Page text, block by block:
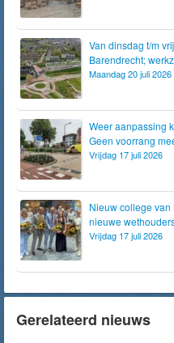
Van dinsdag t/m
Barendrecht;
Maandag 20 juli 2026
Weer aanpassing
Geen voorrang
Vrijdag 17 juli 2026
Nieuw college van
nieuwe
Vrijdag 17 juli 2026
Gerelateerd nieuws